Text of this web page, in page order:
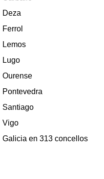
Deza
Ferrol
Lemos
Lugo
Ourense
Pontevedra
Santiago
Vigo
Galicia en 313 concellos